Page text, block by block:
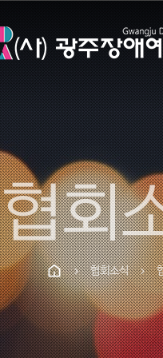
협회
chevron_right 협회소식 chevron_right